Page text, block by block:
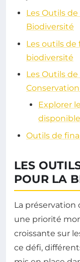
Les Outils
Biodiversité
Les outils
biodiversité
Les Outils
Explorer
Outils de
LES
POUR LA
La préservation
une priorité
croissante sur
ce défi,